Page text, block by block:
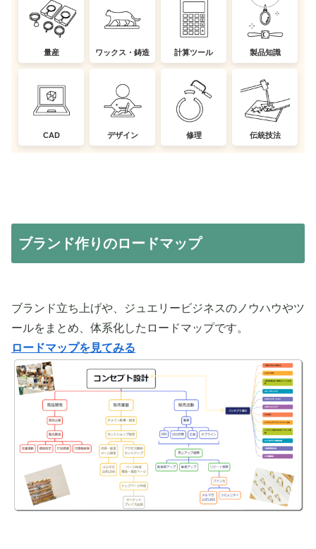
量産 ワックス・鋳造 計算ツール 製品知識
CAD デザイン 修理 伝統技法
ブランド作りのロードマップ
ブランド立ち上げや、ジュエリービジネスのノウハウやツ
ールをまとめ、体系化したロードマップです。
ロードマップを見てみる